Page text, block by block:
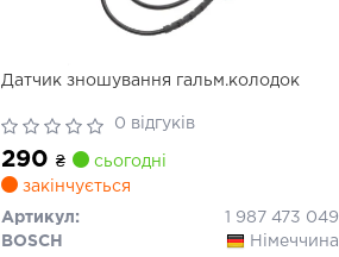
Датчик зношування гальм.колодок
0 відгуків
290₴
сьогодні
закінчується
Артикул:
1 987 473 049
BOSCH
Німеччина